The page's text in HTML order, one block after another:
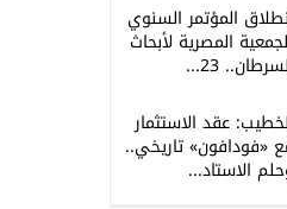
المؤتمر السنوي
المصرية لأبحاث
23...
عقد الاستثمار
«فودافون» تاريخي..
الاستاد...